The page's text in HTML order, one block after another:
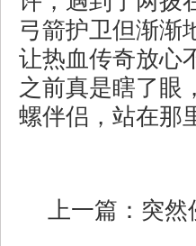
弓箭护卫但渐渐
让热血传奇放心
之前真是瞎了眼
螺伴侣，站在那
上一篇： 突然